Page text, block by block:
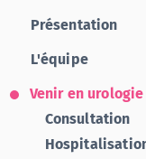
Présentation
L'équipe
Venir en urologie
Consultation